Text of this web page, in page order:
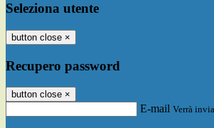
Seleziona utente
button close ×
Recupero password
button close ×
E-mail Verrà